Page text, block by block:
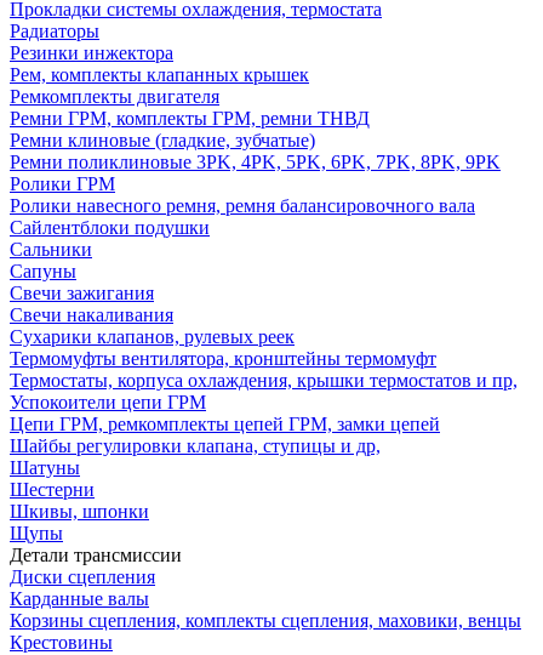
Прокладки системы охлаждения, термостата
Радиаторы
Резинки инжектора
Рем, комплекты клапанных крышек
Ремкомплекты двигателя
Ремни ГРМ, комплекты ГРМ, ремни ТНВД
Ремни клиновые (гладкие, зубчатые)
Ремни поликлиновые 3PK, 4PK, 5PK, 6PK, 7PK, 8PK, 9PK
Ролики ГРМ
Ролики навесного ремня, ремня балансировочного вала
Сайлентблоки подушки
Сальники
Сапуны
Свечи зажигания
Свечи накаливания
Сухарики клапанов, рулевых реек
Термомуфты вентилятора, кронштейны термомуфт
Термостаты, корпуса охлаждения, крышки термостатов и пр,
Успокоители цепи ГРМ
Цепи ГРМ, ремкомплекты цепей ГРМ, замки цепей
Шайбы регулировки клапана, ступицы и др,
Шатуны
Шестерни
Шкивы, шпонки
Щупы
Детали трансмиссии
Диски сцепления
Карданные валы
Корзины сцепления, комплекты сцепления, маховики, венцы
Крестовины